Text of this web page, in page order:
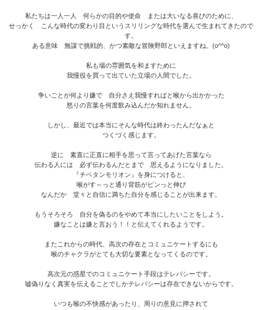
私たちは一人一人 何らかの目的や使命 または大いなる喜びのために、
せっかく こんな時代の変わり目というスリリングな時代を選んで生まれてきたので
す。
ある意味 無謀で挑戦的、かつ素敵な冒険野郎といえますね。(o^^o)
私も場の雰囲気を和ますために
我慢役を買って出ていた立場の人間でした。
争いごとが何より嫌で 自分さえ我慢すればと喉から出かかった
怒りの言葉を何度飲み込んだか知れません。
しかし、最近では本当にそんな時代は終わったんだなぁと
つくづく感じます。
逆に 素直に正直に相手を思って言ってあげた言葉なら
伝わる人には 必ず伝わるんだとまで 思えるようになりました。
『チベタンモリオン』を身につけると、
喉がす～っと通り背筋がピンっと伸び
なんだか 堂々と自信に満ちた自分を感じることが出来ます。
もうそろそろ 自分を偽るのをやめて本当にしたいことをしよう。
嫌なことは嫌と言おう！！と伝えてくれるようです。
またこれからの時代、高次の存在とコミュニケートするにも
喉のチャクラがとても大切な要素となってくるのです。
高次元の惑星でのコミュニケート手段はテレパシーです。
嘘偽りなく真実を伝えることでしかテレパシーは存在できないからです。
いつも喉の不快感があったり、周りの意見に押されて